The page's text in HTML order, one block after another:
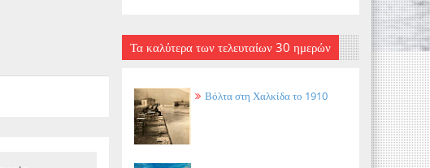
Τα καλύτερα των τελευταίων 30 ημερών
Βόλτα στη Χαλκίδα το 1910